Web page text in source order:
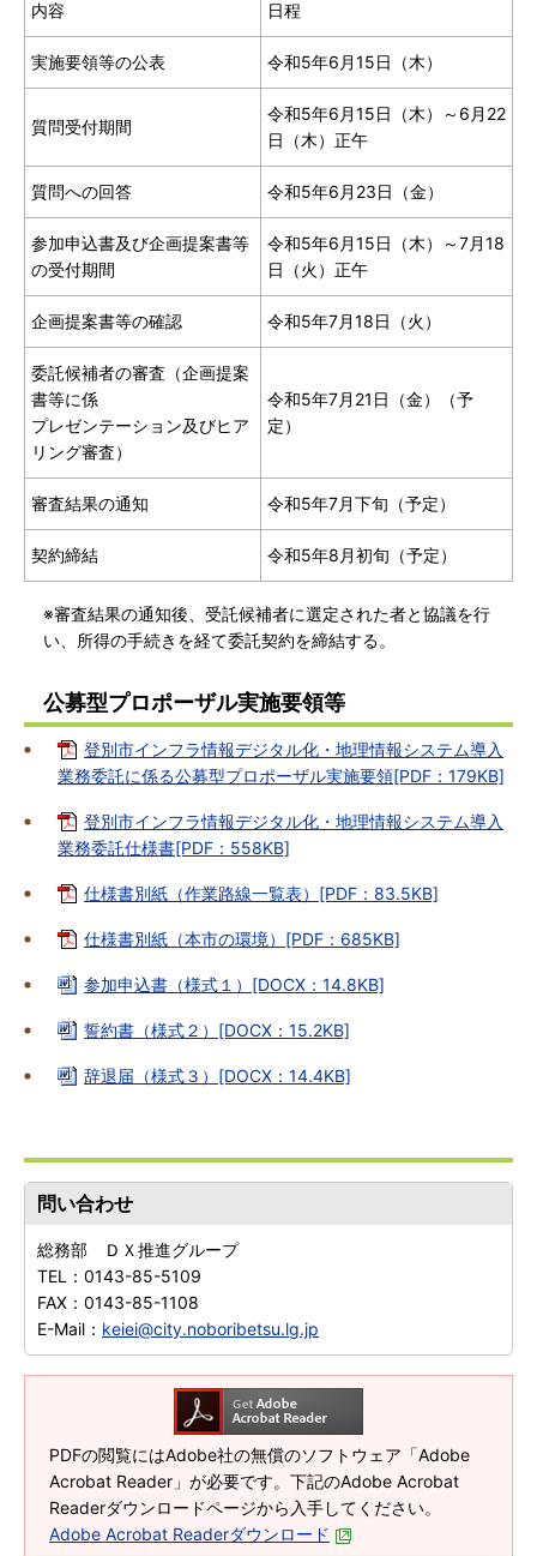
内容 日程
実施要領等の公表 令和5年6月15日（木）
質問受付期間
令和5年6月15日（木）～6月22
日（木）正午
質問への回答 令和5年6月23日（金）
参加申込書及び企画提案書等
の受付期間
令和5年6月15日（木）～7月18
日（火）正午
企画提案書等の確認 令和5年7月18日（火）
委託候補者の審査（企画提案
書等に係
プレゼンテーション及びヒア
リング審査）
令和5年7月21日（金）（予
定）
審査結果の通知 令和5年7月下旬（予定）
契約締結 令和5年8月初旬（予定）
※審査結果の通知後、受託候補者に選定された者と協議を行
い、所得の手続きを経て委託契約を締結する。
公募型プロポーザル実施要領等
登別市インフラ情報デジタル化・地理情報システム導入
業務委託に係る公募型プロポーザル実施要領[PDF：179KB]
登別市インフラ情報デジタル化・地理情報システム導入
業務委託仕様書[PDF：558KB]
仕様書別紙（作業路線一覧表）[PDF：83.5KB]
仕様書別紙（本市の環境）[PDF：685KB]
参加申込書（様式１）[DOCX：14.8KB]
誓約書（様式２）[DOCX：15.2KB]
辞退届（様式３）[DOCX：14.4KB]
問い合わせ
総務部 ＤＸ推進グループ
TEL： 0143-85-5109
FAX： 0143-85-1108
E-Mail： keiei@city.noboribetsu.lg.jp
PDFの閲覧にはAdobe社の無償のソフトウェア「Adobe
Acrobat Reader」が必要です。下記のAdobe Acrobat
Readerダウンロードページから入手してください。
Adobe Acrobat Readerダウンロード